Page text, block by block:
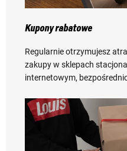
Kupony rabatowe
Regularnie otrzymujesz
zakupy w sklepach
internetowym,